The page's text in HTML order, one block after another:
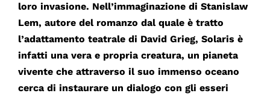
loro invasione. Nell’immaginazione di Stanislaw
Lem, autore del romanzo dal quale è tratto
l’adattamento teatrale di David Grieg, Solaris è
infatti una vera e propria creatura, un pianeta
vivente che attraverso il suo immenso oceano
cerca di instaurare un dialogo con gli esseri